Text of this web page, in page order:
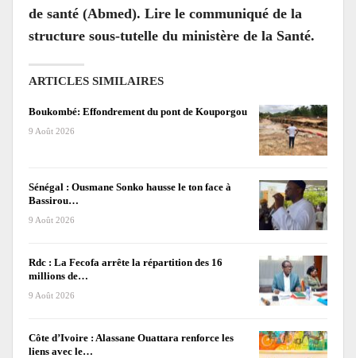
de santé (Abmed). Lire le communiqué de la
structure sous-tutelle du ministère de la Santé.
ARTICLES SIMILAIRES
Boukombé: Effondrement du pont de Kouporgou
9 Août 2026
Sénégal : Ousmane Sonko hausse le ton face à
Bassirou…
9 Août 2026
Rdc : La Fecofa arrête la répartition des 16
millions de…
9 Août 2026
Côte d’Ivoire : Alassane Ouattara renforce les
liens avec le…